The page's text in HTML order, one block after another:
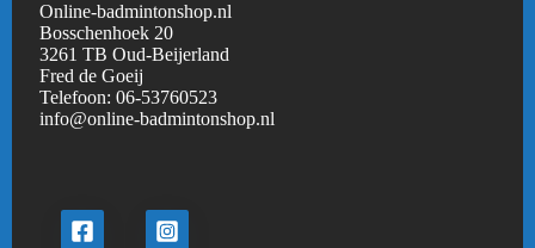
Online-badmintonshop.nl
Bosschenhoek 20
3261 TB Oud-Beijerland
Fred de Goeij
Telefoon:06-53760523
info@online-badmintonshop.nl